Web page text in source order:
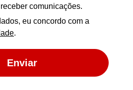
comunicações.
eu concordo com a
.
Enviar